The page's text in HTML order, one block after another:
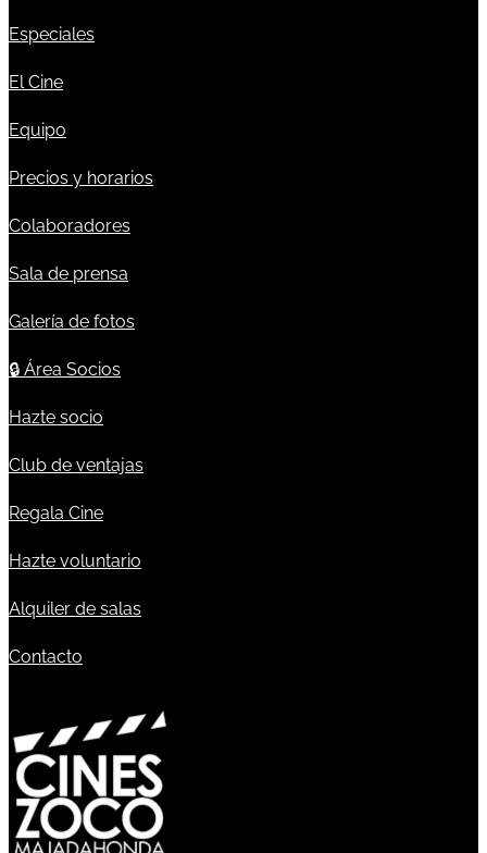
Especiales
El Cine
Equipo
Precios y horarios
Colaboradores
Sala de prensa
Galería de fotos
🔒 Área Socios
Hazte socio
Club de ventajas
Regala Cine
Hazte voluntario
Alquiler de salas
Contacto